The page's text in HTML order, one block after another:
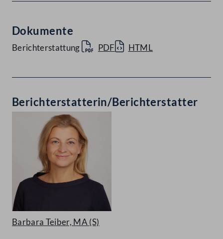
Dokumente
Berichterstattung PDF HTML
Berichterstatterin/Berichterstatter
Barbara Teiber, MA (S)